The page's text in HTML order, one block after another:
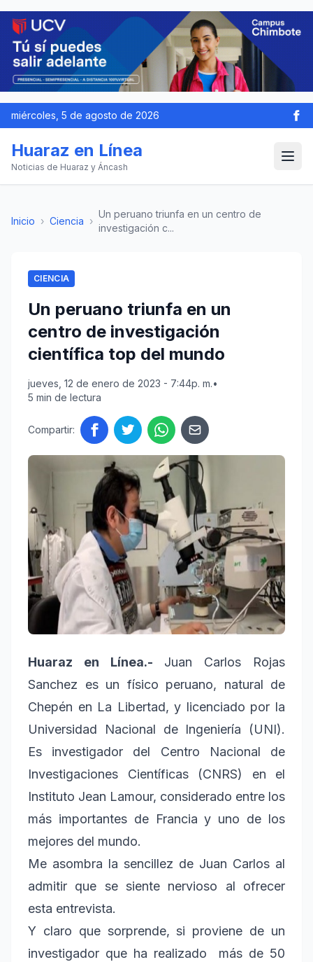
miércoles, 5 de agosto de 2026
Huaraz en Línea
Noticias de Huaraz y Áncash
Inicio › Ciencia ›
Un peruano triunfa en un centro de
investigación c...
CIENCIA
Un peruano triunfa en un
centro de investigación
científica top del mundo
jueves, 12 de enero de 2023 - 7:44p. m.•
5 min de lectura
Compartir:
Huaraz en Línea.- Juan Carlos Rojas
Sanchez es un físico peruano, natural de
Chepén en La Libertad, y licenciado por la
Universidad Nacional de Ingeniería (UNI).
Es investigador del Centro Nacional de
Investigaciones Científicas (CNRS) en el
Instituto Jean Lamour, considerado entre los
más importantes de Francia y uno de los
mejores del mundo.
Me asombra la sencillez de Juan Carlos al
admitir que se siente nervioso al ofrecer
esta entrevista.
Y claro que sorprende, si proviene de un
investigador que ha realizado más de 50